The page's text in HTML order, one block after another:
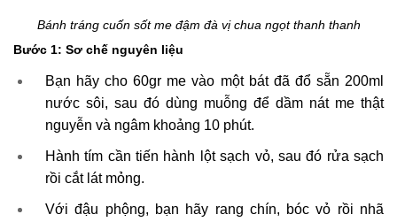
Bánh tráng cuốn sốt me đậm đà vị chua ngọt thanh thanh
Bước 1: Sơ chế nguyên liệu
Bạn hãy cho 60gr me vào một bát đã đổ sẵn 200ml
nước sôi, sau đó dùng muỗng để dầm nát me thật
nguyễn và ngâm khoảng 10 phút.
Hành tím cần tiến hành lột sạch vỏ, sau đó rửa sạch
rồi cắt lát mỏng.
Với đậu phộng, bạn hãy rang chín, bóc vỏ rồi nhã